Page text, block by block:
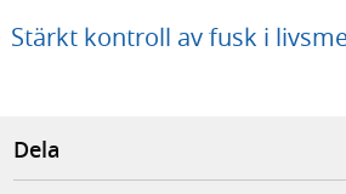
Stärkt kontroll av fusk i
Dela